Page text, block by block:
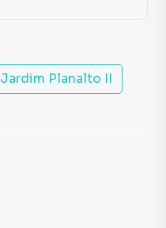
Jardim Planalto II